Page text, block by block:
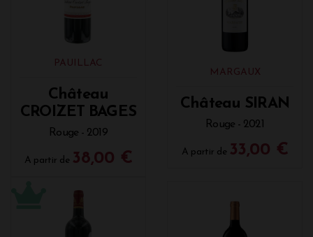
PAUILLAC
Château
CROIZET BAGES
Rouge - 2019
A partir de 38,00 €
MARGAUX
Château SIRAN
Rouge - 2021
A partir de 33,00 €